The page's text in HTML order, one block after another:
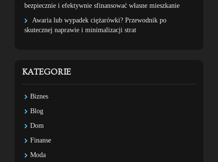
bezpiecznie i efektywnie sfinansować własne mieszkanie
Awaria lub wypadek ciężarówki? Przewodnik po
skutecznej naprawie i minimalizacji strat
KATEGORIE
Biznes
Blog
Dom
Finanse
Moda